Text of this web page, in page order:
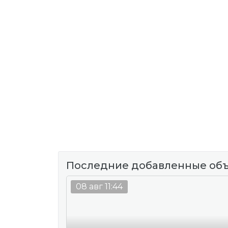
Последние добавленные
08 авг 11:44